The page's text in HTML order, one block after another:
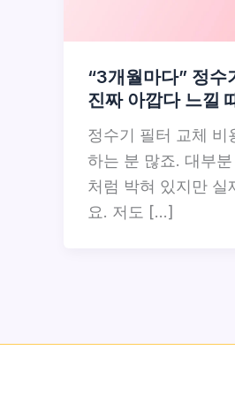
“3개월마다” 정수
진짜 아깝다 느낄
정수기 필터 교체 비
하는 분 많죠. 대부
처럼 박혀 있지만 실
요. 저도 […]